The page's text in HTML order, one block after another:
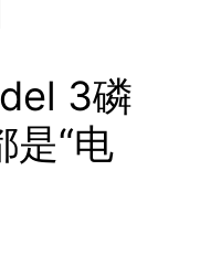
3磷
是“电